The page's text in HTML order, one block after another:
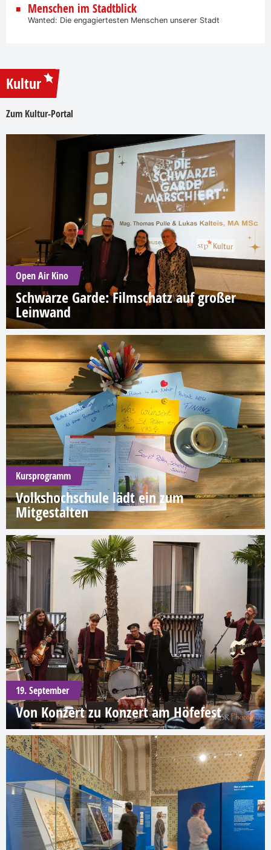
Menschen im Stadtblick
Wanted: Die engagiertesten Menschen unserer Stadt
Kultur
Zum Kultur-Portal
Open Air Kino
Schwarze Garde: Filmschatz auf großer
Leinwand
Kursprogramm
Volkshochschule lädt ein zum
Mitgestalten
19. September
Von Konzert zu Konzert am Höfefest